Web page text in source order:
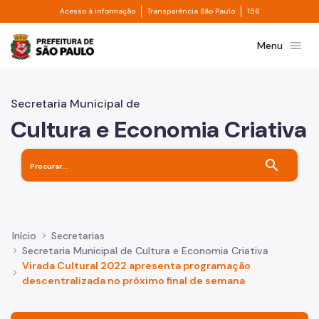
Pular para o Conteúdo principal
Acesso à informação Divisor de acesso à informação
Transparência São Paulo Divisor de
156
Prefeitura de São PauloMenu menu
Secretaria Municipal de
Cultura e Economia Criativa
search
Início
Secretarias
Secretaria Municipal de Cultura e Economia Criativa
Virada Cultural 2022 apresenta programação
descentralizada no próximo final de semana